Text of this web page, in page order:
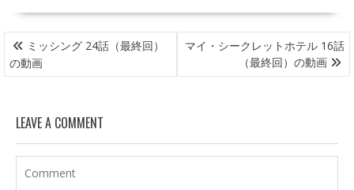
投
稿
ビ
ゲ
ー
ミッシング 24話（最終回）
の動画
マイ・シークレットホテル 16話
（最終回）の動画
LEAVE A COMMENT